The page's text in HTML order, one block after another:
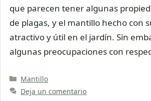
que parecen tener algunas
de plagas, y el mantillo hecho con
atractivo y útil en el jardín. Sin
algunas preocupaciones con
Categorías
Mantillo
Deja un comentario